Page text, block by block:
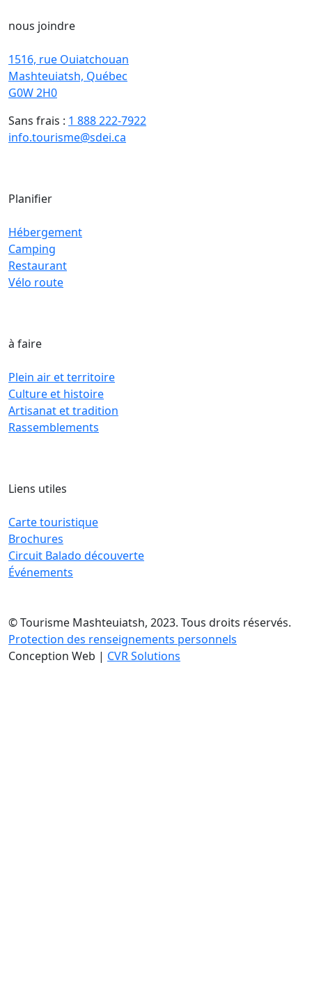
nous joindre
1516, rue Ouiatchouan
Mashteuiatsh, Québec
G0W 2H0
Sans frais : 1 888 222-7922
info.tourisme@sdei.ca
Planifier
Hébergement
Camping
Restaurant
Vélo route
à faire
Plein air et territoire
Culture et histoire
Artisanat et tradition
Rassemblements
Liens utiles
Carte touristique
Brochures
Circuit Balado découverte
Événements
© Tourisme Mashteuiatsh, 2023. Tous droits réservés.
Protection des renseignements personnels
Conception Web | CVR Solutions